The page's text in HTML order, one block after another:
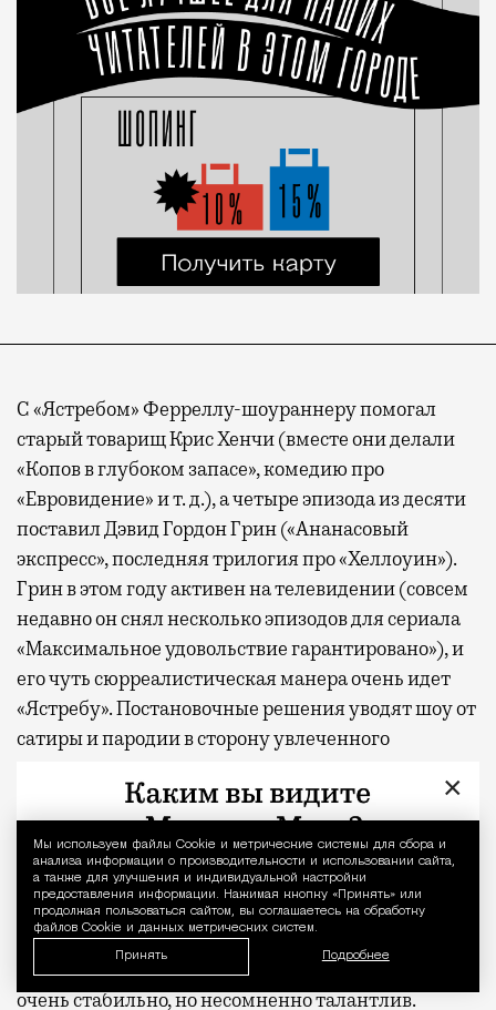
Уведомление
Мы используем файлы Сookie и метрические системы для сбора и
анализа информации о производительности и использовании сайта,
а также для улучшения и индивидуальной настройки
предоставления информации. Нажимая кнопку «Принять» или
продолжая пользоваться сайтом, вы соглашаетесь на обработку
файлов Cookie и данных метрических систем.
Принять Подробнее
С «Ястребом» Ферреллу-шоураннеру помогал
старый товарищ Крис Хенчи (вместе они делали
«Копов в глубоком запасе», комедию про
«Евровидение» и т. д.), а четыре эпизода из десяти
поставил Дэвид Гордон Грин («Ананасовый
экспресс», последняя трилогия про «Хеллоуин»).
Грин в этом году активен на телевидении (совсем
недавно он снял несколько эпизодов для сериала
«Максимальное удовольствие гарантировано»), и
его чуть сюрреалистическая манера очень идет
«Ястребу». Постановочные решения уводят шоу от
сатиры и пародии в сторону увлеченного
В отличие от героев добрых спортивных комедий
образца «Теда Лассо» Лонни Хокинс совершенно
не нуждается в нравственном перерождении. Это
отчетливо неприятный герой, но он совсем не
лишен магнетизма, смешно и много шутит про
яйца, а главное, пусть парадоксально, пусть не
очень стабильно, но несомненно талантлив.
×